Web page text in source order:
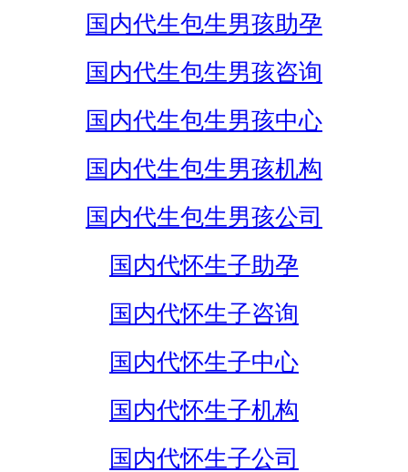
国内代生包生男孩助孕
国内代生包生男孩咨询
国内代生包生男孩中心
国内代生包生男孩机构
国内代生包生男孩公司
国内代怀生子助孕
国内代怀生子咨询
国内代怀生子中心
国内代怀生子机构
国内代怀生子公司